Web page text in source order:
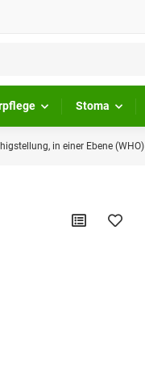
Stoma
in einer Ebene (WHO)